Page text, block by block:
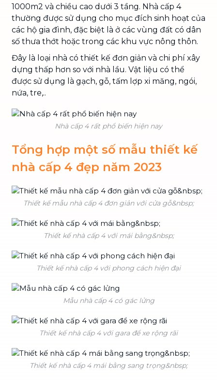
1000m2 và chiều cao dưới 3 tầng. Nhà cấp 4
thường được sử dụng cho mục đích sinh hoạt của
các hộ gia đình, đặc biệt là ở các vùng đất có dân
số thưa thớt hoặc trong các khu vực nông thôn.
Đây là loại nhà có thiết kế đơn giản và chi phí xây
dựng thấp hơn so với nhà lầu. Vật liệu có thể
được sử dụng là gạch, gỗ, tấm lợp xi măng, ngói,
nứa, tre,..
Nhà cấp 4 rất phổ biến hiện nay
Tổng hợp một số mẫu thiết kế
nhà cấp 4 đẹp năm 2023
Thiết kế mẫu nhà cấp 4 đơn giản với cửa gỗ&nbsp;
Thiết kế nhà cấp 4 với mái bằng&nbsp;
Thiết kế nhà cấp 4 với phong cách hiện đại
Mẫu nhà cấp 4 có gác lửng
Thiết kế nhà cấp 4 với gara để xe rộng rãi
Thiết kế nhà cấp 4 mái bằng sang trọng&nbsp;